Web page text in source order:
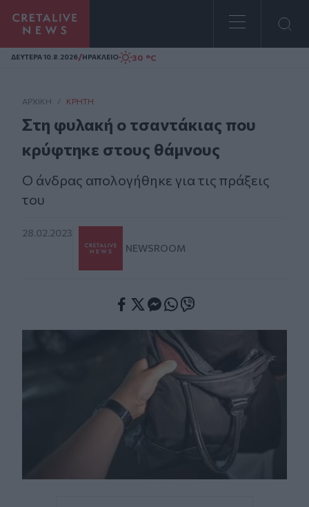
Homepage
ΔΕΥΤΕΡΑ 10.8.2026/ΗΡΑΚΛΕΙΟ 30 °C
ΑΡΧΙΚΗ / ΚΡΉΤΗ
Στη φυλακή ο τσαντάκιας που
κρύφτηκε στους θάμνους
Ο άνδρας απολογήθηκε για τις πράξεις
του
28.02.2023
NEWSROOM